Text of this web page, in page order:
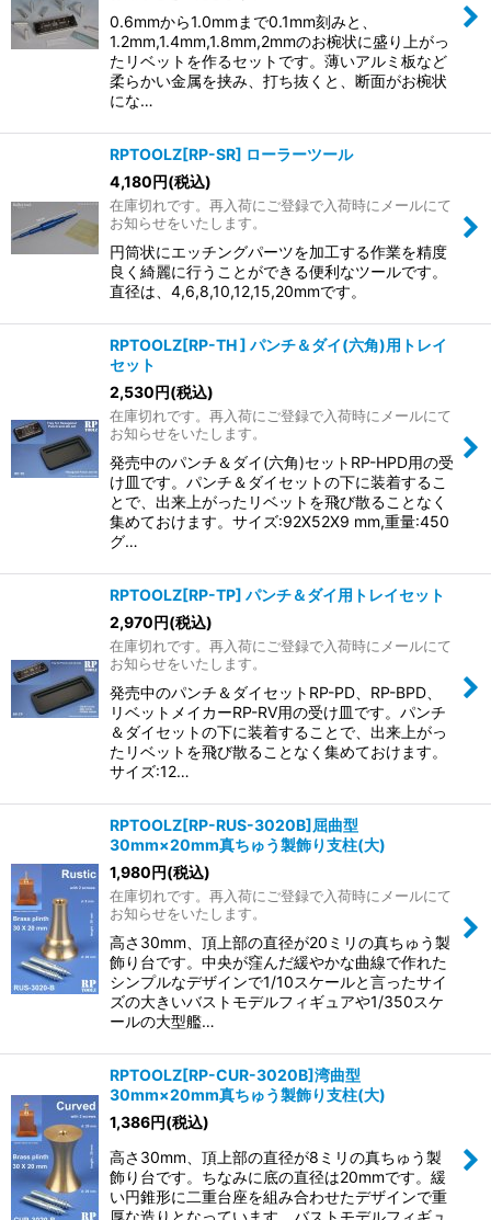
0.6mmから1.0mmまで0.1mm刻みと、
1.2mm,1.4mm,1.8mm,2mmのお椀状に盛り上がっ
たリベットを作るセットです。薄いアルミ板など
柔らかい金属を挟み、打ち抜くと、断面がお椀状
にな…
RPTOOLZ[RP-SR] ローラーツール
4,180円(税込)
在庫切れです。再入荷にご登録で入荷時にメールにて
お知らせをいたします。
円筒状にエッチングパーツを加工する作業を精度
良く綺麗に行うことができる便利なツールです。
直径は、4,6,8,10,12,15,20mmです。
RPTOOLZ[RP-TH ] パンチ＆ダイ(六角)用トレイ
セット
2,530円(税込)
在庫切れです。再入荷にご登録で入荷時にメールにて
お知らせをいたします。
発売中のパンチ＆ダイ(六角)セットRP-HPD用の受
け皿です。パンチ＆ダイセットの下に装着するこ
とで、出来上がったリベットを飛び散ることなく
集めておけます。サイズ:92X52X9 mm,重量:450
グ…
RPTOOLZ[RP-TP] パンチ＆ダイ用トレイセット
2,970円(税込)
在庫切れです。再入荷にご登録で入荷時にメールにて
お知らせをいたします。
発売中のパンチ＆ダイセットRP-PD、RP-BPD、
リベットメイカーRP-RV用の受け皿です。パンチ
＆ダイセットの下に装着することで、出来上がっ
たリベットを飛び散ることなく集めておけます。
サイズ:12…
RPTOOLZ[RP-RUS-3020B]屈曲型
30mm×20mm真ちゅう製飾り支柱(大)
1,980円(税込)
在庫切れです。再入荷にご登録で入荷時にメールにて
お知らせをいたします。
高さ30mm、頂上部の直径が20ミリの真ちゅう製
飾り台です。中央が窪んだ緩やかな曲線で作れた
シンプルなデザインで1/10スケールと言ったサイ
ズの大きいバストモデルフィギュアや1/350スケ
ールの大型艦…
RPTOOLZ[RP-CUR-3020B]湾曲型
30mm×20mm真ちゅう製飾り支柱(大)
1,386円(税込)
高さ30mm、頂上部の直径が8ミリの真ちゅう製
飾り台です。ちなみに底の直径は20mmです。緩
い円錐形に二重台座を組み合わせたデザインで重
厚な造りとなっています。バストモデルフィギュ